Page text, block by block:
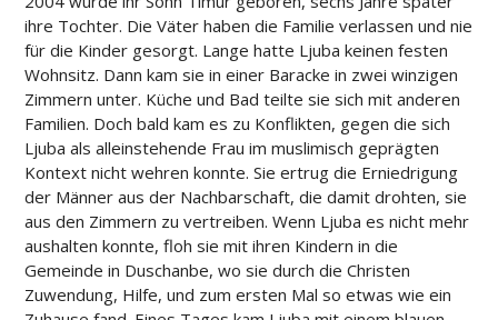
ihre Tochter. Die Väter haben die Familie verlassen und nie
für die Kinder gesorgt. Lange hatte Ljuba keinen festen
Wohnsitz. Dann kam sie in einer Baracke in zwei winzigen
Zimmern unter. Küche und Bad teilte sie sich mit anderen
Familien. Doch bald kam es zu Konflikten, gegen die sich
Ljuba als alleinstehende Frau im muslimisch geprägten
Kontext nicht wehren konnte. Sie ertrug die Erniedrigung
der Männer aus der Nachbarschaft, die damit drohten, sie
aus den Zimmern zu vertreiben. Wenn Ljuba es nicht mehr
aushalten konnte, floh sie mit ihren Kindern in die
Gemeinde in Duschanbe, wo sie durch die Christen
Zuwendung, Hilfe, und zum ersten Mal so etwas wie ein